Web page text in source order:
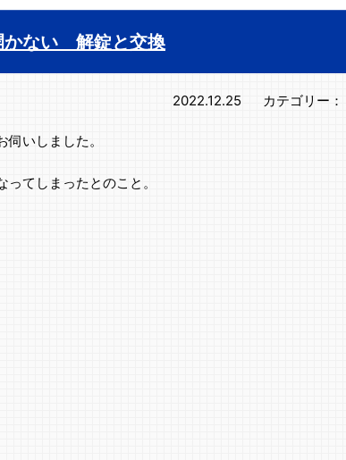
ない 解錠と交換
2022.12.25 カテゴリー：
いしました。
てしまったとのこと。